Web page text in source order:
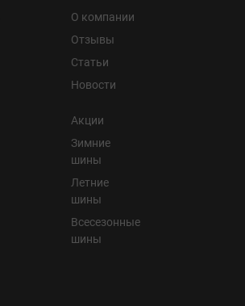
О компании
Отзывы
Статьи
Новости
Акции
Зимние
шины
Летние
шины
Всесезонные
шины